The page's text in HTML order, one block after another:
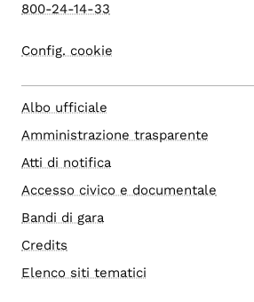
800-24-14-33
Config. cookie
Albo ufficiale
Amministrazione trasparente
Atti di notifica
Accesso civico e documentale
Bandi di gara
Credits
Elenco siti tematici